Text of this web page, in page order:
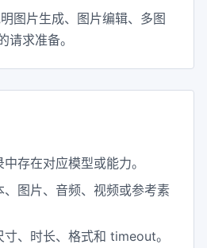
图片生成、图片编辑、多图
请求准备。
存在对应模型或能力。
、图片、音频、视频或参考素
、时长、格式和 timeout。